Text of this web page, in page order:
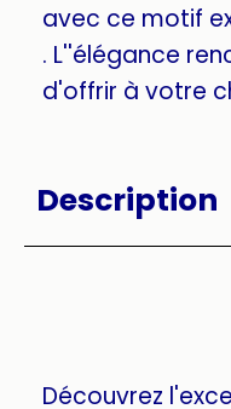
avec ce motif
. L''élégance
d'offrir à votre
Description
Découvrez